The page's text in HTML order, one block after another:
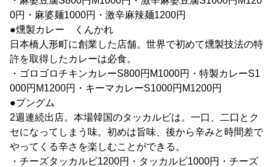
0円・麻婆麺1000円・激辛麻辣麺1200円
●燻製カレー くんかれ
日本橋人形町に創業した店舗。世界で初めて燻製技法の特
許を取得したカレーは必食。
・ゴロゴロチキンカレーS800円M1000円・特製カレーS1
000円M1200円・キーマカレーS1000円M1200円
●プングム
2週連続出店。本場韓国のタッカルビは。一口、二口とク
セになってしまう味。初めは旨味、後から辛みと時間差で
やってくる辛さを楽しむことができる。
・チーズタッカルビ1200円・タッカルビ1000円・チーズ